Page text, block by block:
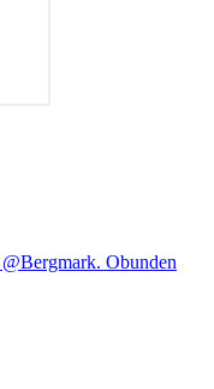
Obunden